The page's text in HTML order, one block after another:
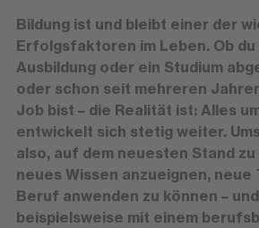
Bildung ist und bleibt einer der
Erfolgsfaktoren im Leben. Ob
Ausbildung oder ein Studium
oder schon seit mehreren
Job bist – die Realität ist: Alles
entwickelt sich stetig weiter.
also, auf dem neuesten Stand
neues Wissen anzueignen, neue
Beruf anwenden zu können –
beispielsweise mit einem